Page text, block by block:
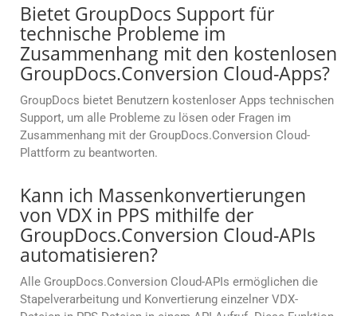
Bietet GroupDocs Support für
technische Probleme im
Zusammenhang mit den kostenlosen
GroupDocs.Conversion Cloud-Apps?
GroupDocs bietet Benutzern kostenloser Apps technischen
Support, um alle Probleme zu lösen oder Fragen im
Zusammenhang mit der GroupDocs.Conversion Cloud-
Plattform zu beantworten.
Kann ich Massenkonvertierungen
von VDX in PPS mithilfe der
GroupDocs.Conversion Cloud-APIs
automatisieren?
Alle GroupDocs.Conversion Cloud-APIs ermöglichen die
Stapelverarbeitung und Konvertierung einzelner VDX-